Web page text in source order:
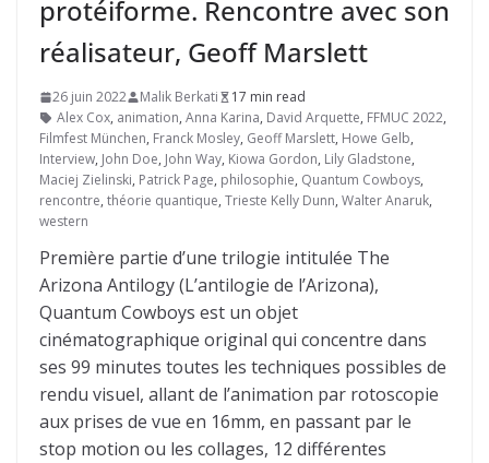
protéiforme. Rencontre avec son
réalisateur, Geoff Marslett
26 juin 2022 Malik Berkati
17 min read
Alex Cox, animation, Anna Karina, David Arquette, FFMUC 2022,
Filmfest München, Franck Mosley, Geoff Marslett, Howe Gelb,
Interview, John Doe, John Way, Kiowa Gordon, Lily Gladstone,
Maciej Zielinski, Patrick Page, philosophie, Quantum Cowboys,
rencontre, théorie quantique, Trieste Kelly Dunn, Walter Anaruk,
western
Première partie d’une trilogie intitulée The
Arizona Antilogy (L’antilogie de l’Arizona),
Quantum Cowboys est un objet
cinématographique original qui concentre dans
ses 99 minutes toutes les techniques possibles de
rendu visuel, allant de l’animation par rotoscopie
aux prises de vue en 16mm, en passant par le
stop motion ou les collages, 12 différentes